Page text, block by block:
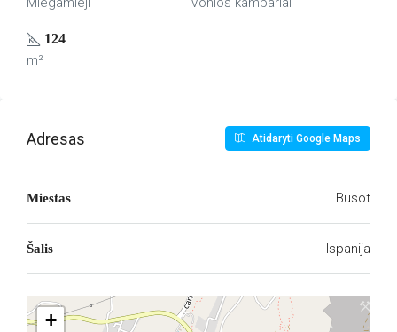
124
m²
Adresas Atidaryti Google Maps
Miestas Busot
Šalis Ispanija
+